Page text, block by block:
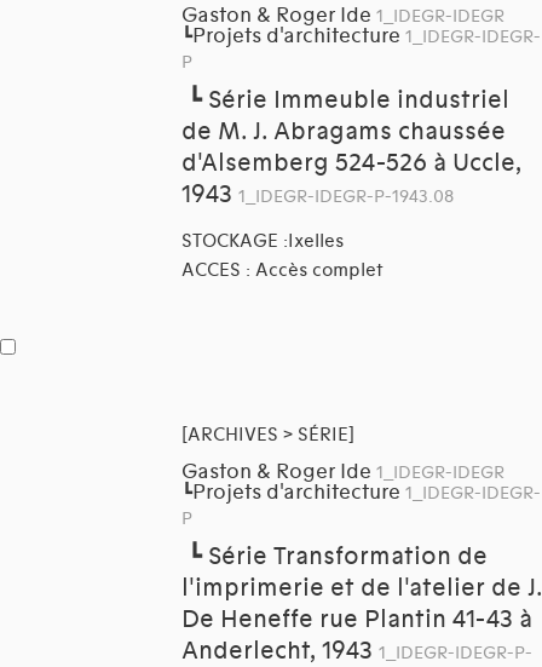
Gaston & Roger Ide 1_IDEGR-IDEGR
┗Projets d'architecture 1_IDEGR-IDEGR-
P
┗ Série Immeuble industriel
de M. J. Abragams chaussée
d'Alsemberg 524-526 à Uccle,
1943 1_IDEGR-IDEGR-P-1943.08
STOCKAGE :Ixelles
ACCES : Accès complet
[ARCHIVES > SÉRIE]
Gaston & Roger Ide 1_IDEGR-IDEGR
┗Projets d'architecture 1_IDEGR-IDEGR-
P
┗ Série Transformation de
l'imprimerie et de l'atelier de J.
De Heneffe rue Plantin 41-43 à
Anderlecht, 1943 1_IDEGR-IDEGR-P-